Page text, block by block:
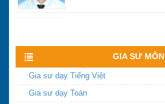
GIA SƯ MÔN
Gia sư dạy Tiếng Việt
Gia sư dạy Toán